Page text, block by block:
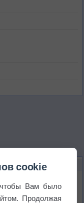
cookie
Вам было
Продолжая